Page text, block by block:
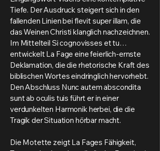
Tiefe. Der Ausdruck steigert sich in den
fallenden Linien bei flevit super illam, die
das Weinen Christi klanglich nachzeichnen.
Im Mittelteil Si cognovisses et tu…
entwickelt La Fage eine feierlich-ernste
Deklamation, die die rhetorische Kraft des
biblischen Wortes eindringlich hervorhebt.
Den Abschluss Nunc autem abscondita
sunt ab oculis tuis führt er in einer
verdunkelten Harmonik herbei, die die
Tragik der Situation hörbar macht.
Die Motette zeigt La Fages Fähigkeit,